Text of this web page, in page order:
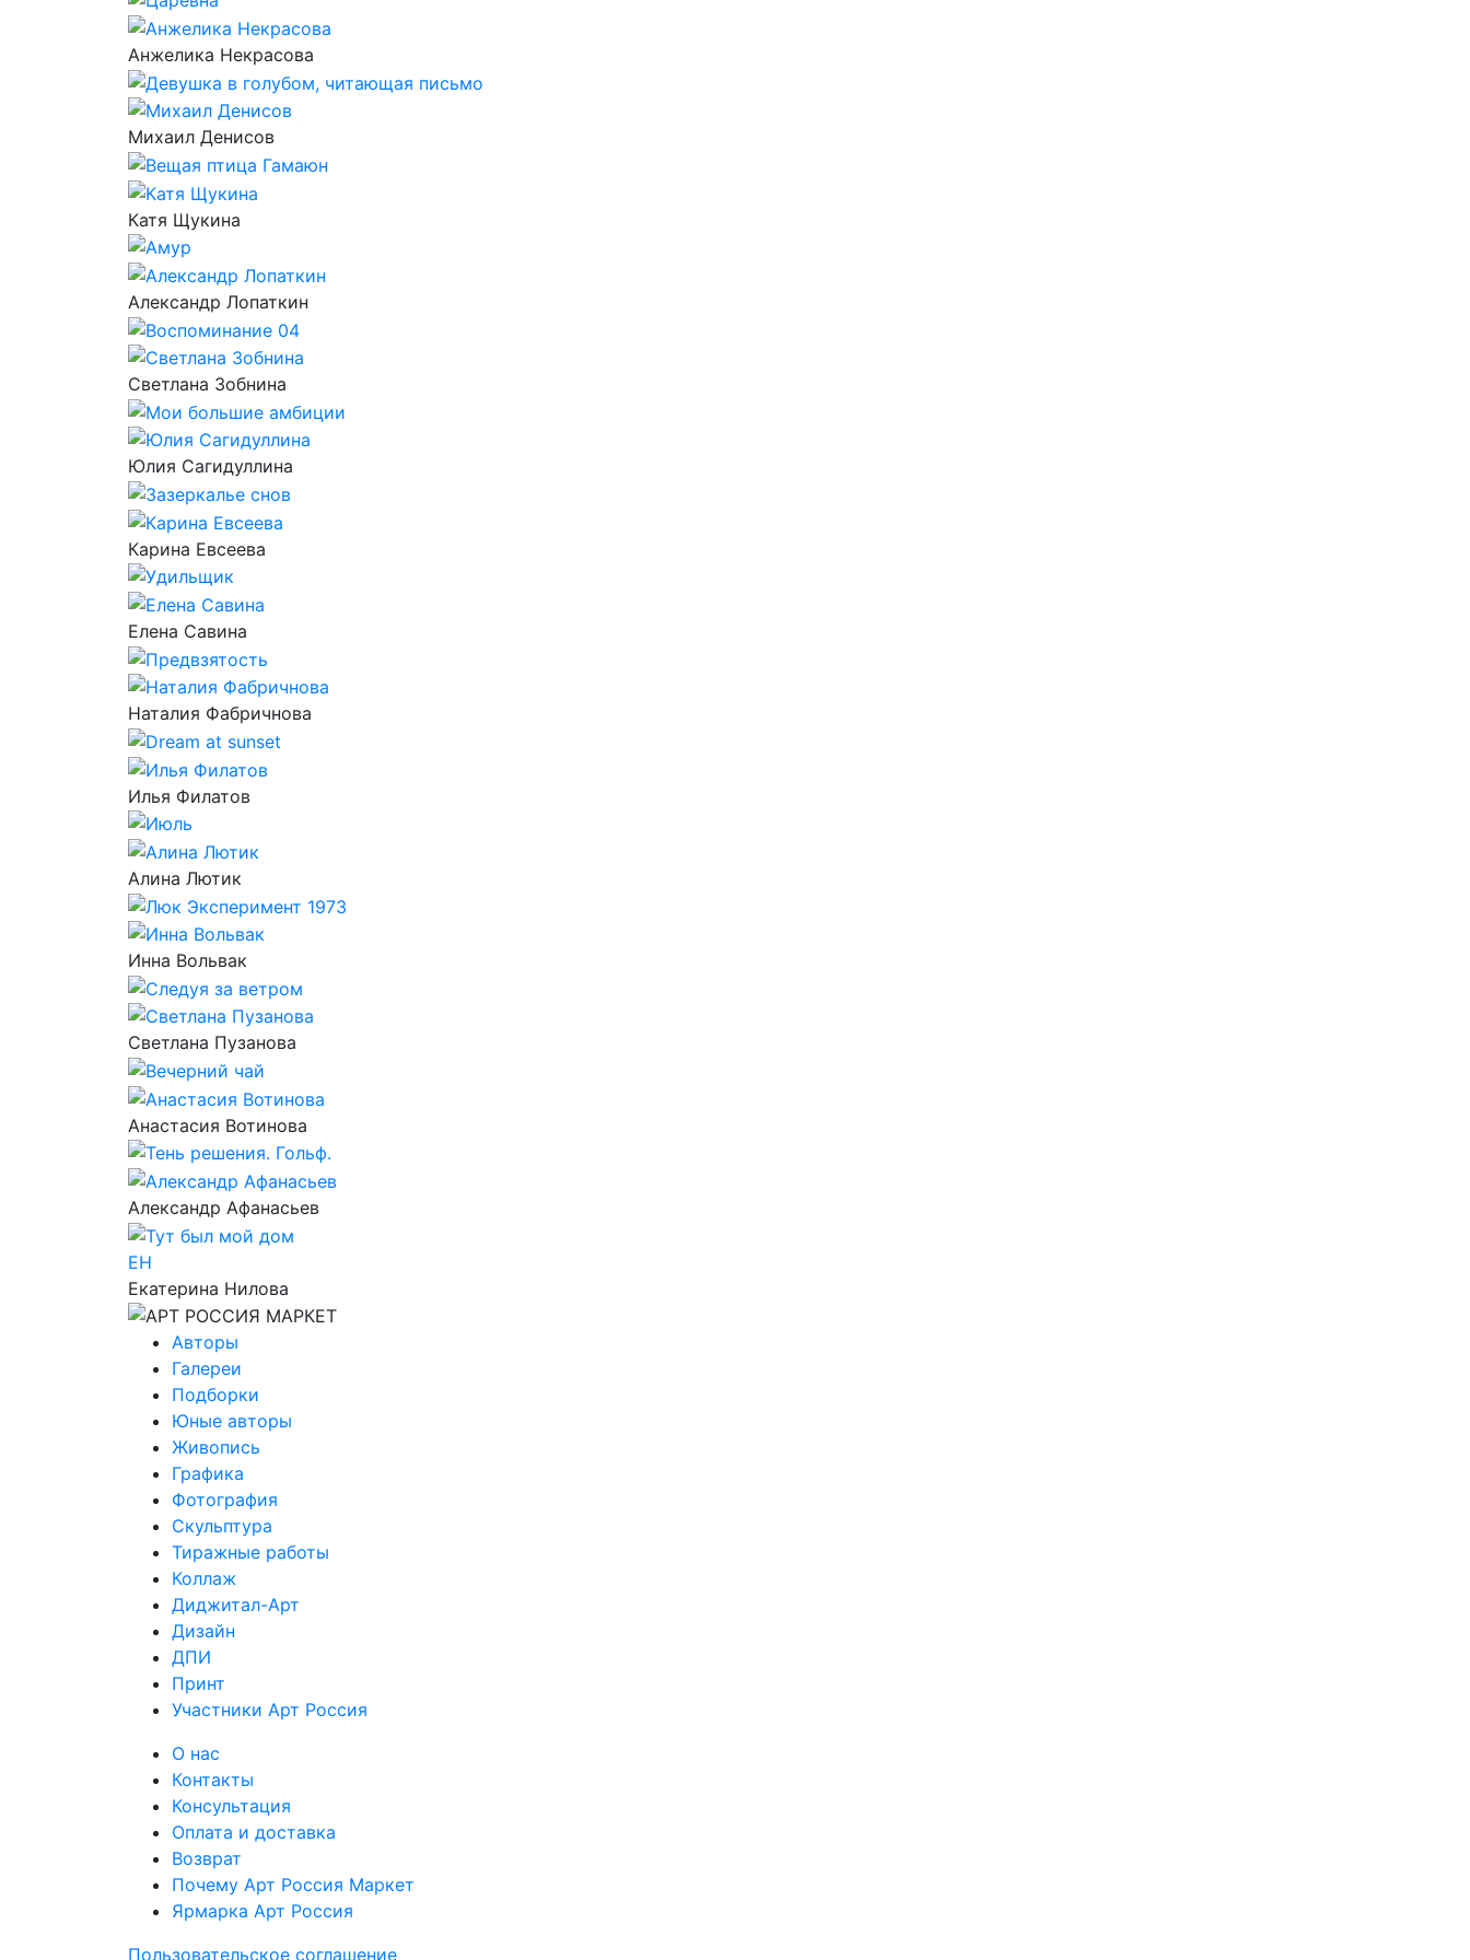
Анжелика Некрасова
Михаил Денисов
Катя Щукина
Александр Лопаткин
Светлана Зобнина
Юлия Сагидуллина
Карина Евсеева
Елена Савина
Наталия Фабричнова
Илья Филатов
Алина Лютик
Инна Вольвак
Светлана Пузанова
Анастасия Вотинова
Александр Афанасьев
ЕН
Екатерина Нилова
Авторы
Галереи
Подборки
Юные авторы
Живопись
Графика
Фотография
Скульптура
Тиражные работы
Коллаж
Диджитал-Арт
Дизайн
ДПИ
Принт
Участники Арт Россия
О нас
Контакты
Консультация
Оплата и доставка
Возврат
Почему Арт Россия Маркет
Ярмарка Арт Россия
Пользовательское соглашение